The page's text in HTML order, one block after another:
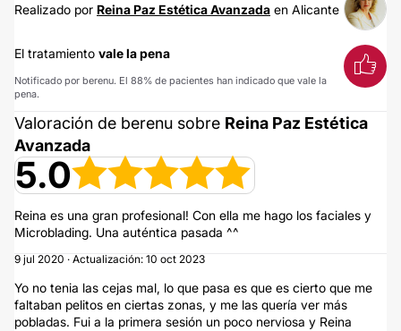
Realizado por Reina Paz Estética Avanzada en Alicante
El tratamiento vale la pena
Notificado por berenu. El 88% de pacientes han indicado que vale la
pena.
Valoración de berenu sobre Reina Paz Estética
Avanzada
5.0
Reina es una gran profesional! Con ella me hago los faciales y
Microblading. Una auténtica pasada ^^
9 jul 2020 · Actualización: 10 oct 2023
Yo no tenia las cejas mal, lo que pasa es que es cierto que me
faltaban pelitos en ciertas zonas, y me las quería ver más
pobladas. Fui a la primera sesión un poco nerviosa y Reina